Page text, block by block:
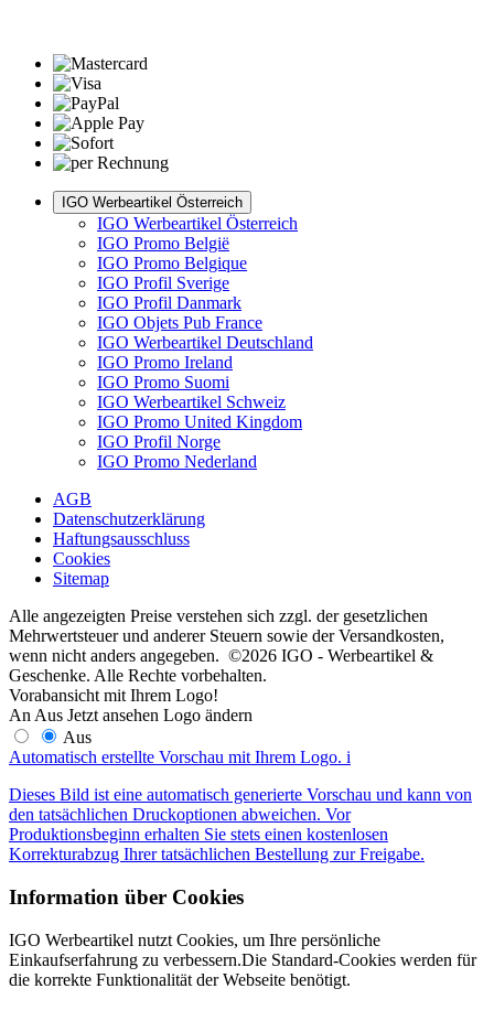
IGO Werbeartikel Österreich
IGO Werbeartikel Österreich
IGO Promo België
IGO Promo Belgique
IGO Profil Sverige
IGO Profil Danmark
IGO Objets Pub France
IGO Werbeartikel Deutschland
IGO Promo Ireland
IGO Promo Suomi
IGO Werbeartikel Schweiz
IGO Promo United Kingdom
IGO Profil Norge
IGO Promo Nederland
AGB
Datenschutzerklärung
Haftungsausschluss
Cookies
Sitemap
Alle angezeigten Preise verstehen sich zzgl. der gesetzlichen
Mehrwertsteuer und anderer Steuern sowie der Versandkosten,
wenn nicht anders angegeben. ©2026 IGO - Werbeartikel &
Geschenke. Alle Rechte vorbehalten.
Vorabansicht mit Ihrem Logo!
An Aus Jetzt ansehen Logo ändern
Aus
Automatisch erstellte Vorschau mit Ihrem Logo. i
Dieses Bild ist eine automatisch generierte Vorschau und kann von
den tatsächlichen Druckoptionen abweichen. Vor
Produktionsbeginn erhalten Sie stets einen kostenlosen
Korrekturabzug Ihrer tatsächlichen Bestellung zur Freigabe.
Information über Cookies
IGO Werbeartikel nutzt Cookies, um Ihre persönliche
Einkaufserfahrung zu verbessern.Die Standard-Cookies werden für
die korrekte Funktionalität der Webseite benötigt.